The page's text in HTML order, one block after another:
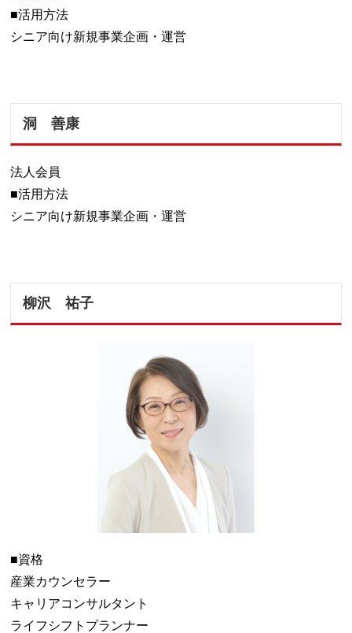
■活用方法
シニア向け新規事業企画・運営
洞 善康
法人会員
■活用方法
シニア向け新規事業企画・運営
柳沢 祐子
■資格
産業カウンセラー
キャリアコンサルタント
ライフシフトプランナー